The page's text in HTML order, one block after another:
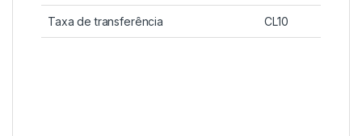
Taxa de transferência CL10